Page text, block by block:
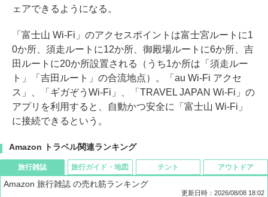
ェアできるようになる。
「富士山 Wi-Fi」のアクセスポイントは富士宮ルートに1
0か所、須走ルートに12か所、御殿場ルートに6か所、吉
田ルートに20か所設置される（うち1か所は「須走ルー
ト」「吉田ルート」の合流地点）。「au Wi-Fi アクセ
ス」、「ギガぞうWi-Fi」、「TRAVEL JAPAN Wi-Fi」の
アプリを利用すると、自動かつ安全に「富士山 Wi-Fi」
に接続できるという。
Amazon トラベル関連ランキング
旅行雑誌
Amazon 旅行雑誌 の売れ筋ランキング
更新日時：2026/08/08 18:02
旅行ガイド・地図 テント アウトドア